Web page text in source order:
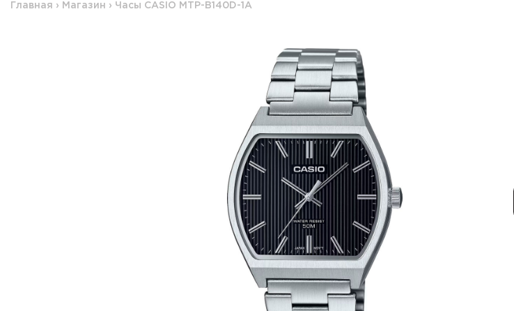
Главная › Магазин › Часы CASIO MTP-B140D-1A